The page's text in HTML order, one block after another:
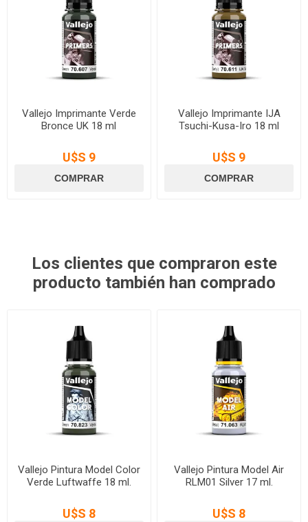
Vallejo Imprimante Verde
Bronce UK 18 ml
U$S 9
Vallejo Imprimante IJA
Tsuchi-Kusa-Iro 18 ml
U$S 9
Los clientes que compraron este
producto también han comprado
Vallejo Pintura Model Color
Verde Luftwaffe 18 ml.
U$S 8
Vallejo Pintura Model Air
RLM01 Silver 17 ml.
U$S 8